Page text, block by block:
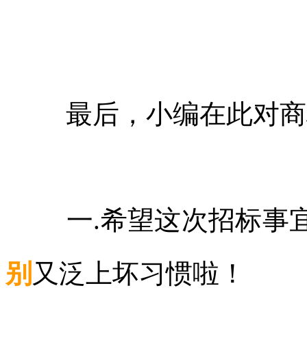
最后，小编在此对
一.希望这次招标事
别 又泛上坏习惯啦！